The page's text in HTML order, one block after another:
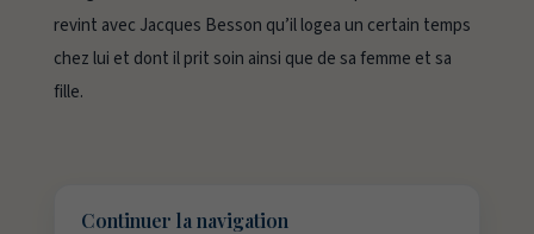
revint avec Jacques Besson qu’il logea un certain temps
chez lui et dont il prit soin ainsi que de sa femme et sa
fille.
Continuer la navigation